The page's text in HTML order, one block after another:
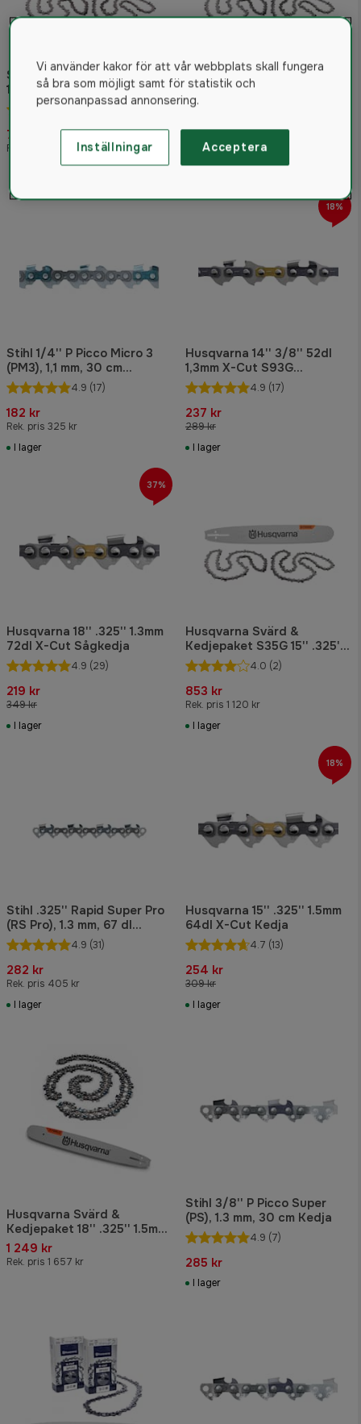
Svärd & Kedjepaket X-Cut
13'' .325'' 1.3mm 56dl
(3)
799 kr
Rek. pris 1 237 kr
Husqvarna Svärd &
64dl
899 kr
Rek. pris 1 437 kr
Stihl 1/4'' P Picco Micro 3
(PM3), 1,1 mm, 30 cm
Sågkedja
4.9 (17)
182 kr
Rek. pris 325 kr
I lager
Husqvarna 14'' 3/8'' 52dl
1,3mm X-Cut S93G
Sågkedja
4.9 (17)
237 kr
289 kr
I lager
18%
Husqvarna 18'' .325'' 1.3mm
72dl X-Cut Sågkedja
4.9 (29)
219 kr
349 kr
I lager
37%
Husqvarna Svärd &
Kedjepaket S35G 15'' .325''
1.5mm 64dl4.0 (2)
853 kr
Rek. pris 1 120 kr
I lager
Stihl .325'' Rapid Super Pro
(RS Pro), 1.3 mm, 67 dl
Sågkedja
4.9 (31)
282 kr
Rek. pris 405 kr
I lager
Husqvarna 15'' .325'' 1.5mm
64dl X-Cut Kedja
4.7 (13)
254 kr
309 kr
I lager
18%
Husqvarna Svärd &
Kedjepaket 18'' .325'' 1.5mm
72dl
1 249 kr
Rek. pris 1 657 kr
Stihl 3/8'' P Picco Super
(PS), 1.3 mm, 30 cm Kedja
4.9 (7)
285 kr
I lager
Vi använder kakor för att vår webbplats skall fungera
så bra som möjligt samt för statistik och
personanpassad annonsering.
Inställningar Acceptera